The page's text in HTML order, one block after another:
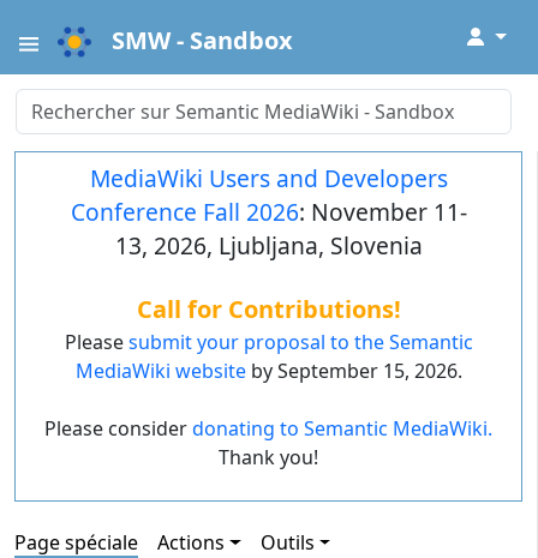
SMW - Sandbox ↓
MediaWiki Users and Developers
Conference Fall 2026: November 11-
13, 2026, Ljubljana, Slovenia
Call for Contributions!
Pleasesubmit your proposal to the Semantic
MediaWiki websiteby September 15, 2026.
Please considerdonating to Semantic MediaWiki.
Thank you!
Page spéciale Actions Outils